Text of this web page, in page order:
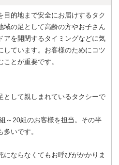
目的地まで安全にお届けするタク
域の足として高齢の方やお子さん
アを開閉するタイミングなどに気
しています。お客様のためにコツ
とが重要です。
して親しまれているタクシーで
～20組のお客様を担当。その半
いです。
ならなくてもお呼びがかかりま